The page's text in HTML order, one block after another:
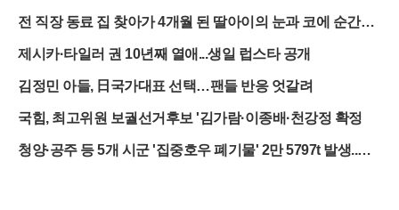
대의 민낯
전 직장 동료 집 찾아가 4개월 된 딸아이의 눈과 코에 순간접
착제 뿌려
제시카·타일러 권 10년째 열애...생일 럽스타 공개
김정민 아들, 日국가대표 선택…팬들 반응 엇갈려
국힘, 최고위원 보궐선거후보 '김가람·이종배·천강정 확정
청양·공주 등 5개 시군 '집중호우 폐기물' 2만 5797t 발생..처